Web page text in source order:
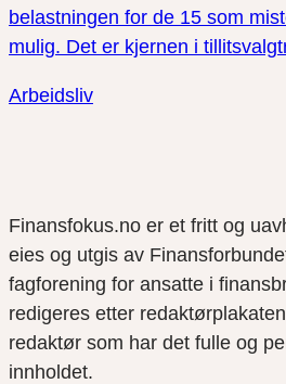
belastningen for de 15 som
mulig. Det er kjernen i
Arbeidsliv
Finansfokus.no er et fritt og
eies og utgis av
fagforening for ansatte i
redigeres etter
redaktør som har det fulle og
innholdet.